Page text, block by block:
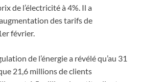
de l’électricité à 4%. Il a
des tarifs de
erfévrier.
de l’énergie a révélé qu’au 31
21,6 millions de clients